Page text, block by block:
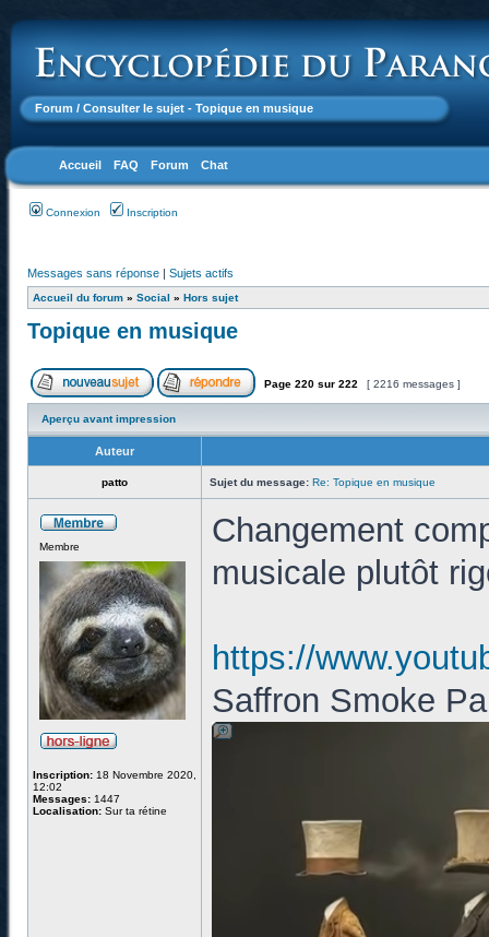
Forum / Consulter le sujet - Topique en musique
Accueil FAQ Forum Chat
Connexion Inscription
Messages sans réponse | Sujets actifs
Accueil du forum » Social » Hors sujet
Topique en musique
Page 220 sur 222 [ 2216 messages ]
Aperçu avant impression
Auteur
patto Sujet du message: Re: Topique en musique
Membre
Inscription: 18 Novembre 2020,
12:02
Messages: 1447
Localisation: Sur ta rétine
Changement
musicale plutôt
https://
Saffron Smoke